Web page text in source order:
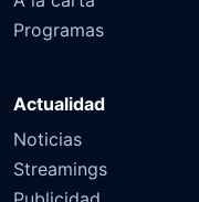
Programas
Actualidad
Noticias
Streamings